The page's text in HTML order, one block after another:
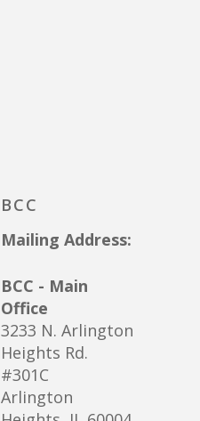
BCC
Mailing Address:
BCC - Main
Office
3233 N. Arlington
Heights Rd.
#301C
Arlington